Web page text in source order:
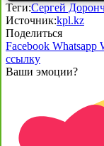
Теги:Сергей
Источник:kpl.kz
Поделиться
Facebook Whatsapp
ссылку
Ваши эмоции?